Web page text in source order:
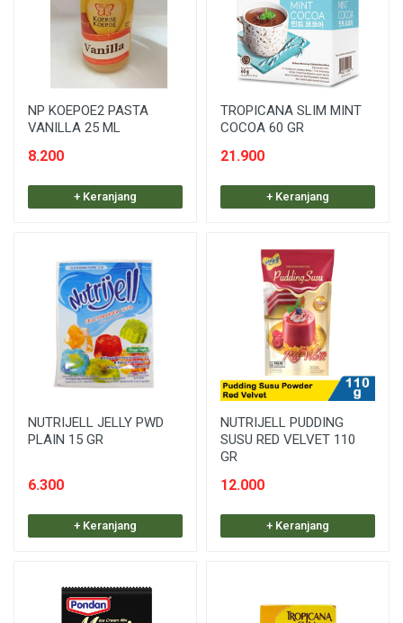
NP KOEPOE2 PASTA
VANILLA 25 ML
8.200
+ Keranjang
TROPICANA SLIM MINT
COCOA 60 GR
21.900
+ Keranjang
NUTRIJELL JELLY PWD
PLAIN 15 GR
6.300
+ Keranjang
NUTRIJELL PUDDING
SUSU RED VELVET 110
GR
12.000
+ Keranjang